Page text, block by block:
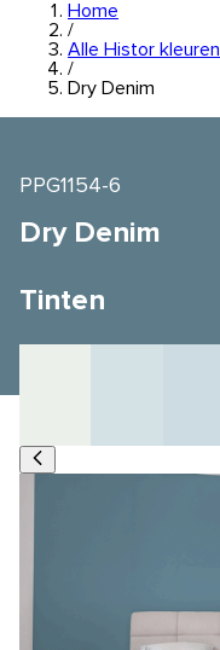
Home
/
Alle Histor kleuren
/
Dry Denim
PPG1154-6
Dry Denim
Tinten